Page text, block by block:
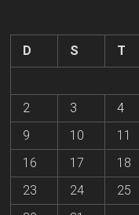
D
S T
2
3 4
9
10 11
16
17 18
23
24 25